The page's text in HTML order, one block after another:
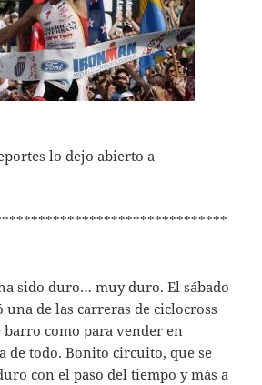
lo dejo abierto a
sido duro… muy duro. El sábado
de las carreras de ciclocross
barro como para vender en
de todo. Bonito circuito, que se
con el paso del tiempo y más a